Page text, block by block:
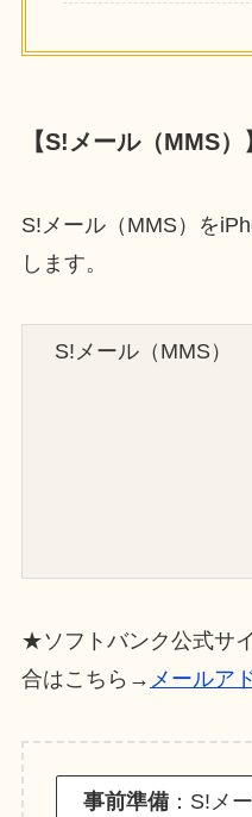
【S!メール（MMS
S!メール（MMS）を
します。
S!メール（MMS）
★ソフトバンク公式サ
合はこちら→ メールア
事前準備 ：S!メ